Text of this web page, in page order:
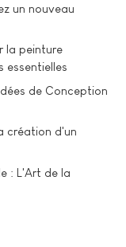
un nouveau
la peinture
essentielles
de Conception
création d'un
: L'Art de la